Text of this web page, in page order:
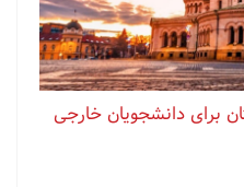
برای دانشجویان خارجی